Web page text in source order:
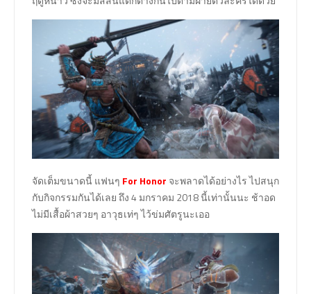
จัดเต็มขนาดนี้ แฟนๆ For Honor จะพลาดได้อย่างไร ไปสนุก
กับกิจกรรมกันได้เลย ถึง 4 มกราคม 2018 นี้เท่านั้นนะ ช้าอด
ไม่มีเสื้อผ้าสวยๆ อาวุธเท่ๆ ไว้ข่มศัตรูนะเออ